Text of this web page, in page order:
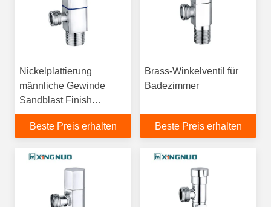
Nickelplattierung
männliche Gewinde
Sandblast Finish
Nickelplattiert Messing
Winkelventil mit
Dekorationsdeckel
Beste Preis erhalten
Brass-Winkelventil für
Badezimmer
Beste Preis erhalten